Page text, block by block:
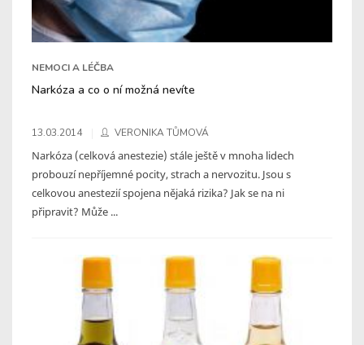
NEMOCI A LÉČBA
Narkóza a co o ní možná nevíte
13.03.2014 VERONIKA TŮMOVÁ
Narkóza (celková anestezie) stále ještě v mnoha lidech
probouzí nepříjemné pocity, strach a nervozitu. Jsou s
celkovou anestezií spojena nějaká rizika? Jak se na ni
připravit? Může ...